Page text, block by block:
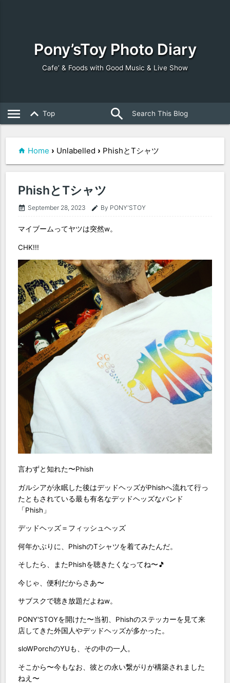
Pony’sToy Photo Diary
Cafe’ & Foods with Good Music & Live Show
menu keyboard_arrow_up Top search
Home › Unlabelled › PhishとTシャツ
PhishとTシャツ
event_note September 28, 2023 edit By PONY'STOY
マイブームってヤツは突然w。
CHK!!!
言わずと知れた〜Phish
ガルシアが永眠した後はデッドヘッズがPhishへ流れて行っ
たともされている最も有名なデッドヘッズなバンド
「Phish」
デッドヘッズ＝フィッシュヘッズ
何年かぶりに、PhishのTシャツを着てみたんだ。
そしたら、またPhishを聴きたくなってね〜🎵
今じゃ、便利だからさあ〜
サブスクで聴き放題だよねw。
PONY'STOYを開けた〜当初、Phishのステッカーを見て来
店してきた外国人やデッドヘッズが多かった。
sloWPorchのYUも、その中の一人。
そこから〜今もなお、彼との永い繋がりが構築されました
ねえ〜